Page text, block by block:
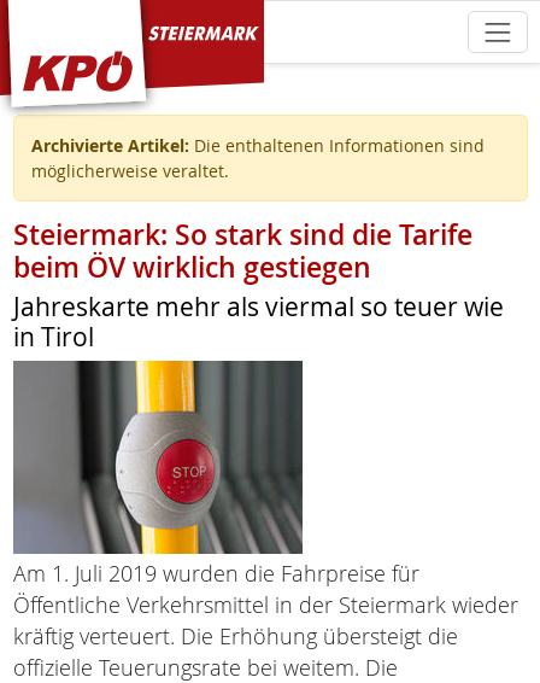
KPÖ Steiermark
Archivierte Artikel: Die enthaltenen Informationen sind
möglicherweise veraltet.
Steiermark: So stark sind die Tarife
beim ÖV wirklich gestiegen
Jahreskarte mehr als viermal so teuer wie
in Tirol
Am 1. Juli 2019 wurden die Fahrpreise für
Öffentliche Verkehrsmittel in der Steiermark wieder
kräftig verteuert. Die Erhöhung übersteigt die
offizielle Teuerungsrate bei weitem. Die